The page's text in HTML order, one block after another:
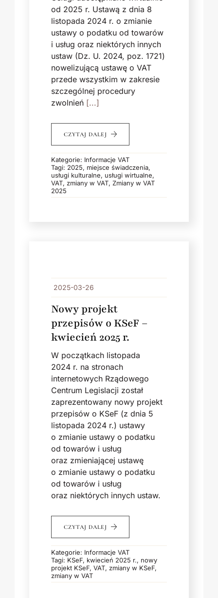
od 2025 r. Ustawą z dnia 8
listopada 2024 r. o zmianie
ustawy o podatku od towarów
i usług oraz niektórych innych
ustaw (Dz. U. 2024, poz. 1721)
nowelizującą ustawę o VAT
przede wszystkim w zakresie
szczególnej procedury
zwolnień [...]
CZYTAJ DALEJ
Kategorie: Informacje VAT
Tagi: 2025, miejsce świadczenia,
usługi kulturalne, usługi wirtualne,
VAT, zmiany w VAT, Zmiany w VAT
2025
2025-03-26
Nowy projekt
przepisów o KSeF –
kwiecień 2025 r.
W początkach listopada
2024 r. na stronach
internetowych Rządowego
Centrum Legislacji został
zaprezentowany nowy projekt
przepisów o KSeF (z dnia 5
listopada 2024 r.) ustawy
o zmianie ustawy o podatku
od towarów i usług
oraz zmieniającej ustawę
o zmianie ustawy o podatku
od towarów i usług
oraz niektórych innych ustaw.
CZYTAJ DALEJ
Kategorie: Informacje VAT
Tagi: KSeF, kwiecień 2025 r., nowy
projekt KSeF, VAT, zmiany w KSeF,
zmiany w VAT